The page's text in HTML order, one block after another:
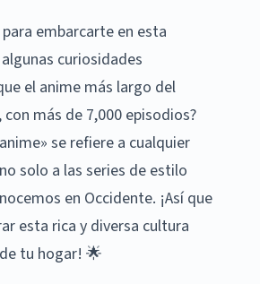
embarcarte en esta
curiosidades
el anime más largo del
, con más de 7,000 episodios?
se refiere a cualquier
solo a las series de estilo
en Occidente. ¡Así que
esta rica y diversa cultura
tu hogar! 🌟